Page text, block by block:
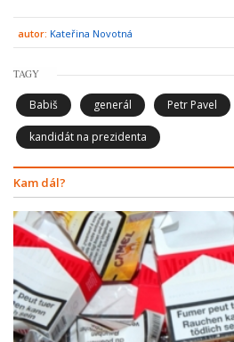
autor: Kateřina Novotná
TAGY
Babiš generál Petr Pavel
kandidát na prezidenta
Kam dál?